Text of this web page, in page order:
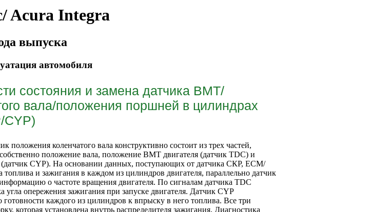
Acura Integra
выпуска
автомобиля
состояния и замена датчика ВМТ/
вала/положения поршней в цилиндрах
CYP)
положения коленчатого вала конструктивно состоит из трех частей,
положение вала, положение ВМТ двигателя (датчик TDC) и
CYP). На основании данных, поступающих от датчика СКР, ЕСМ/
и зажигания в каждом из цилиндров двигателя, параллельно датчик
о частоте вращения двигателя. По сигналам датчика TDC
угла опережения зажигания при запуске двигателя. Датчик CYP
каждого из цилиндров к впрыску в него топлива. Все три
которая установлена внутрь распределителя зажигания. Диагностика